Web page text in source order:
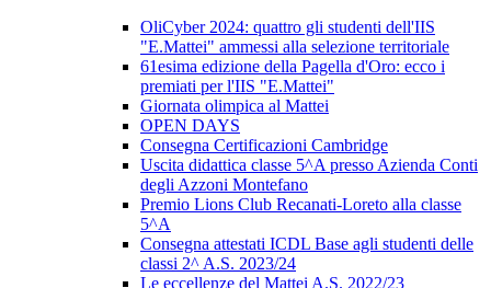
OliCyber 2024: quattro gli studenti dell'IIS
"E.Mattei" ammessi alla selezione territoriale
61esima edizione della Pagella d'Oro: ecco i
premiati per l'IIS "E.Mattei"
Giornata olimpica al Mattei
OPEN DAYS
Consegna Certificazioni Cambridge
Uscita didattica classe 5^A presso Azienda Conti
degli Azzoni Montefano
Premio Lions Club Recanati-Loreto alla classe
5^A
Consegna attestati ICDL Base agli studenti delle
classi 2^ A.S. 2023/24
Le eccellenze del Mattei A.S. 2022/23